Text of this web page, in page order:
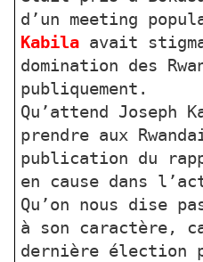
d’un meeting
Kabilaavait
domination des
publiquement.
Qu’attend Joseph
prendre aux
publication du
en cause dans
Qu’on nous dise
à son caractère,
dernière élection